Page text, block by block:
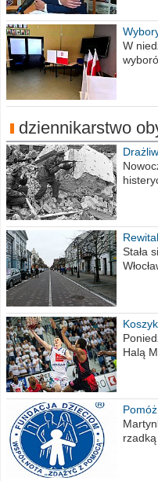
W
dziennikarstwo
Stała
Halą
rzadką